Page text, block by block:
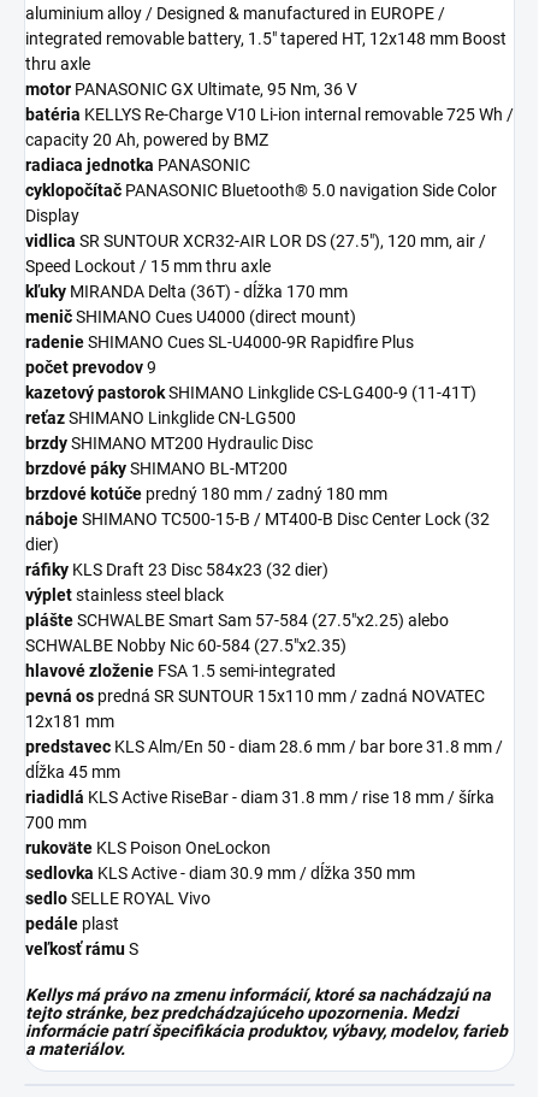
aluminium alloy / Designed & manufactured in EUROPE /
integrated removable battery, 1.5" tapered HT, 12x148 mm Boost
thru axle
motor PANASONIC GX Ultimate, 95 Nm, 36 V
batéria KELLYS Re-Charge V10 Li-ion internal removable 725 Wh /
capacity 20 Ah, powered by BMZ
radiaca jednotka PANASONIC
cyklopočítač PANASONIC Bluetooth® 5.0 navigation Side Color
Display
vidlica SR SUNTOUR XCR32-AIR LOR DS (27.5"), 120 mm, air /
Speed Lockout / 15 mm thru axle
kľuky MIRANDA Delta (36T) - dĺžka 170 mm
meničSHIMANO Cues U4000 (direct mount)
radenieSHIMANO Cues SL-U4000-9R Rapidfire Plus
počet prevodov9
kazetový pastorokSHIMANO Linkglide CS-LG400-9 (11-41T)
reťazSHIMANO Linkglide CN-LG500
brzdySHIMANO MT200 Hydraulic Disc
brzdové pákySHIMANO BL-MT200
brzdové kotúče predný 180 mm / zadný 180 mm
nábojeSHIMANO TC500-15-B / MT400-B Disc Center Lock (32
dier)
ráfiky KLS Draft 23 Disc 584x23 (32 dier)
výpletstainless steel black
plášteSCHWALBE Smart Sam 57-584 (27.5"x2.25) alebo
SCHWALBE Nobby Nic 60-584 (27.5"x2.35)
hlavové zloženie FSA 1.5 semi-integrated
pevná os predná SR SUNTOUR 15x110 mm / zadná NOVATEC
12x181 mm
predstavec KLS Alm/En 50 - diam 28.6 mm / bar bore 31.8 mm /
dĺžka 45 mm
riadidlá KLS Active RiseBar - diam 31.8 mm / rise 18 mm / šírka
700 mm
rukoväte KLS Poison OneLockon
sedlovka KLS Active - diam 30.9 mm / dĺžka 350 mm
sedloSELLE ROYAL Vivo
pedále plast
veľkosť rámuS
Kellys má právo na zmenu informácií, ktoré sa nachádzajú na
tejto stránke, bez predchádzajúceho upozornenia. Medzi
informácie patrí špecifikácia produktov, výbavy, modelov, farieb
a materiálov.